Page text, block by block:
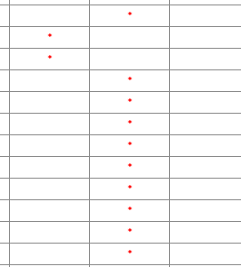
*
*
*
*
*
*
*
*
*
*
*
*